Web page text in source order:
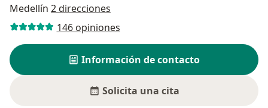
Medellín 2 direcciones
146 opiniones
Información de contacto
Solicita una cita